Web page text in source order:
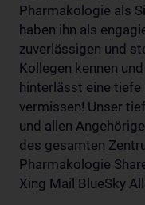
Pharmakologie als
haben ihn als
zuverlässigen und
Kollegen kennen
hinterlässt eine
vermissen! Unser
und allen
des gesamten
Pharmakologie
Xing Mail BlueSky